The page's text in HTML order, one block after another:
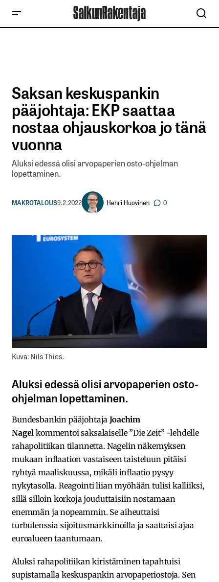
Saksan keskuspankin
pääjohtaja: EKP saattaa
nostaa ohjauskorkoa jo tänä
vuonna
Aluksi edessä olisi arvopaperien osto-ohjelman
lopettaminen.
MAKROTALOUS9.2.2022 Henri Huovinen 0
Kuva: Nils Thies.
Aluksi edessä olisi arvopaperien osto-
ohjelman lopettaminen.
Bundesbankin pääjohtajaJoachim
Nagel kommentoi saksalaiselle ”Die Zeit” -lehdelle
rahapolitiikan tilannetta. Nagelin näkemyksen
mukaan inflaation vastaiseen taisteluun pitäisi
ryhtyä maaliskuussa, mikäli inflaatio pysyy
nykytasolla. Reagointi liian myöhään tulisi kalliiksi,
sillä silloin korkoja jouduttaisiin nostamaan
enemmän ja nopeammin. Se aiheuttaisi
turbulenssia sijoitusmarkkinoilla ja saattaisi ajaa
euroalueen taantumaan.
Aluksi rahapolitiikan kiristäminen tapahtuisi
supistamalla keskuspankin arvopaperiostoja. Sen